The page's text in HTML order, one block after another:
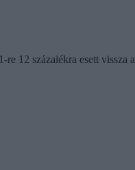
12 százalékra esett